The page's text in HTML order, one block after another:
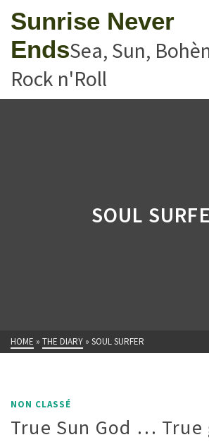
Sunrise Never
EndsSea, Sun,
Rock n'Roll
SOUL
HOME » THE DIARY » SOUL SURFER
NON CLASSÉ
True Sun God … True